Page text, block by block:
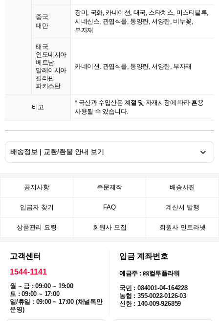
중국
대만
장미, 국화, 카네이션, 대국, 스타치스, 미스티블루,
시네신스, 관엽식물, 동양란, 서양란, 비누꽃,
부자재
태국
인도네시아
베트남
말레이시아
필리핀
파키스탄
카네이션, 관엽식물, 동양란, 서양란, 부자재
비고
* 국산과 수입산은 계절 및 자재시장에 따라 혼용
사용될 수 있습니다.
배송정보 | 교환/환불 안내 보기
공지사항 주문제작 배송사진
입금자 찾기 FAQ 계산서 발행
상품관리 요령 회원사 모집 회원사 인트라넷
고객센터
1544-1141
월 ~ 금 : 09:00 ~ 19:00
토 : 09:00 ~ 17:00
일/휴일 : 09:00 ~ 17:00 (채널톡만
운영)
입금 계좌번호
예금주 : ㈜컬투플라워
국민 : 084001-04-164228
농협 : 355-0022-0126-03
신한 : 140-009-926859